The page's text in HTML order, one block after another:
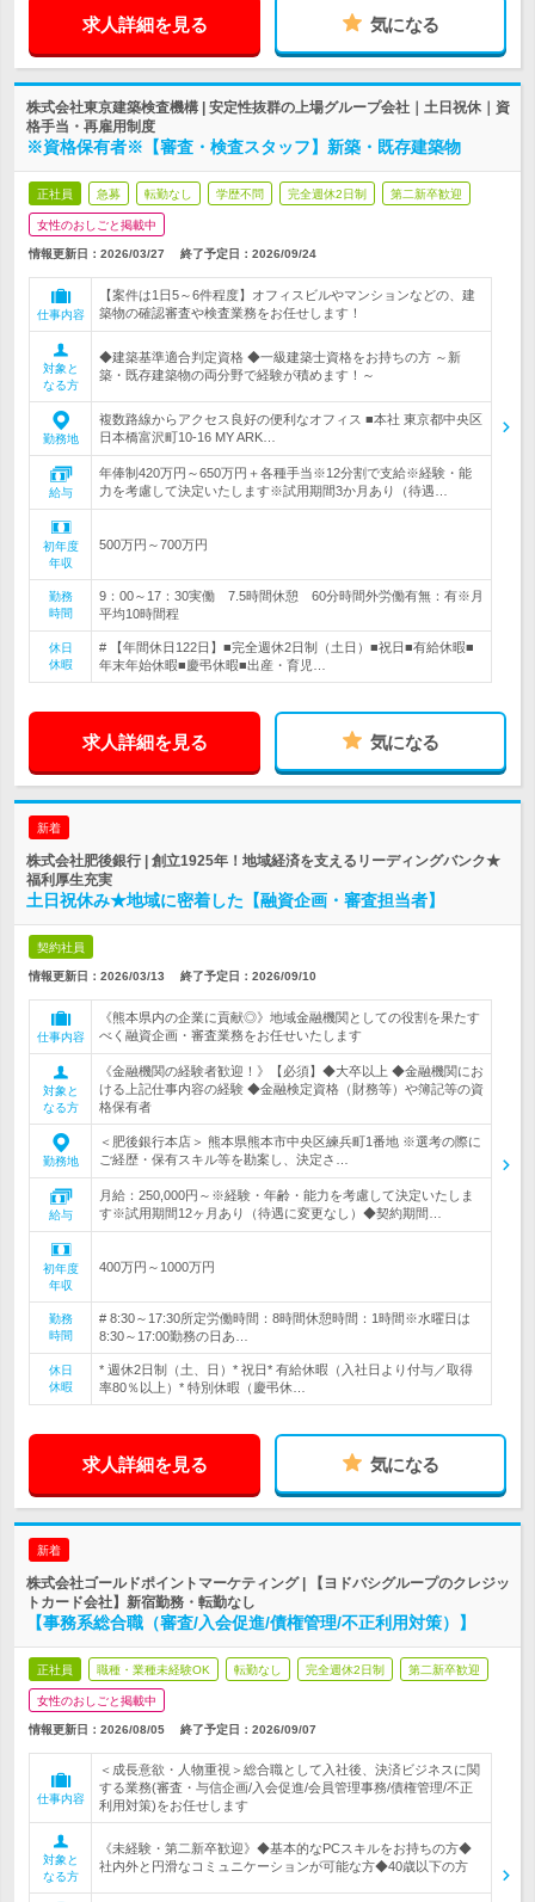
求人詳細を見る 気になる
株式会社東京建築検査機構 | 安定性抜群の上場グループ会社｜土日祝休｜資
格手当・再雇用制度
※資格保有者※【審査・検査スタッフ】新築・既存建築物
正社員 急募 転勤なし 学歴不問 完全週休2日制 第二新卒歓迎
女性のおしごと掲載中
情報更新日：2026/03/27 終了予定日： 2026/09/24
仕事内容
【案件は1日5～6件程度】オフィスビルやマンションなどの、建
築物の確認審査や検査業務をお任せします！
対象と
なる方
◆建築基準適合判定資格 ◆一級建築士資格をお持ちの方 ～新
築・既存建築物の両分野で経験が積めます！～
勤務地
複数路線からアクセス良好の便利なオフィス ■本社 東京都中央区
日本橋富沢町10-16 MY ARK…
給与
年俸制420万円～650万円＋各種手当※12分割で支給※経験・能
力を考慮して決定いたします※試用期間3か月あり（待遇…
初年度
年収
500万円～700万円
勤務
時間
9：00～17：30実働 7.5時間休憩 60分時間外労働有無：有※月
平均10時間程
休日
休暇
# 【年間休日122日】■完全週休2日制（土日）■祝日■有給休暇■
年末年始休暇■慶弔休暇■出産・育児…
求人詳細を見る 気になる
新着
株式会社肥後銀行 | 創立1925年！地域経済を支えるリーディングバンク★
福利厚生充実
土日祝休み★地域に密着した【融資企画・審査担当者】
契約社員
情報更新日：2026/03/13 終了予定日： 2026/09/10
仕事内容
《熊本県内の企業に貢献◎》地域金融機関としての役割を果たす
べく融資企画・審査業務をお任せいたします
対象と
なる方
《金融機関の経験者歓迎！》【必須】◆大卒以上 ◆金融機関にお
ける上記仕事内容の経験 ◆金融検定資格（財務等）や簿記等の資
格保有者
勤務地
＜肥後銀行本店＞ 熊本県熊本市中央区練兵町1番地 ※選考の際に
ご経歴・保有スキル等を勘案し、決定さ…
給与
月給：250,000円～※経験・年齢・能力を考慮して決定いたしま
す※試用期間12ヶ月あり（待遇に変更なし）◆契約期間…
初年度
年収
400万円～1000万円
勤務
時間
# 8:30～17:30所定労働時間：8時間休憩時間：1時間※水曜日は
8:30～17:00勤務の日あ…
休日
休暇
* 週休2日制（土、日）* 祝日* 有給休暇（入社日より付与／取得
率80％以上）* 特別休暇（慶弔休…
求人詳細を見る 気になる
新着
株式会社ゴールドポイントマーケティング | 【ヨドバシグループのクレジッ
トカード会社】新宿勤務・転勤なし
【事務系総合職（審査/入会促進/債権管理/不正利用対策）】
正社員 職種・業種未経験OK 転勤なし 完全週休2日制 第二新卒歓迎
女性のおしごと掲載中
情報更新日：2026/08/05 終了予定日： 2026/09/07
仕事内容
＜成長意欲・人物重視＞総合職として入社後、決済ビジネスに関
する業務(審査・与信企画/入会促進/会員管理事務/債権管理/不正
利用対策)をお任せします
対象と
なる方
《未経験・第二新卒歓迎》◆基本的なPCスキルをお持ちの方◆
社内外と円滑なコミュニケーションが可能な方◆40歳以下の方